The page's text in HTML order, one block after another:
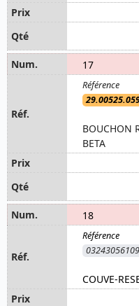
17
BOUCHON
BETA
18
COUVE-